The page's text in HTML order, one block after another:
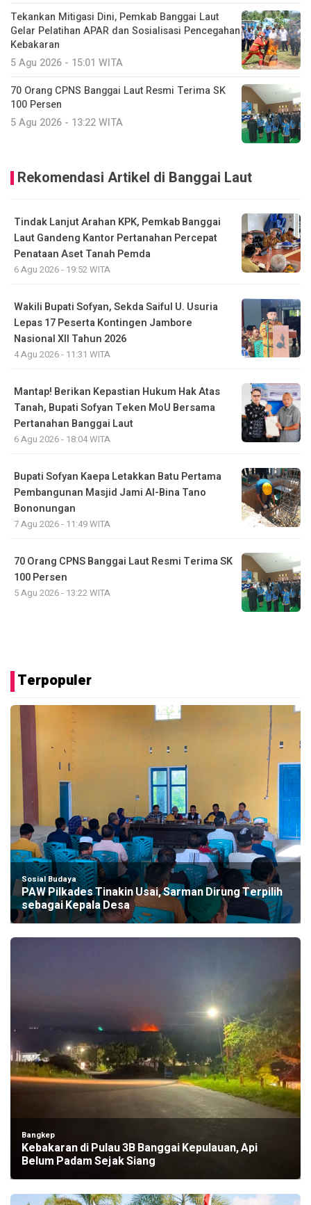
Tekankan Mitigasi Dini, Pemkab Banggai Laut
Gelar Pelatihan APAR dan Sosialisasi Pencegahan
Kebakaran
5 Agu 2026 - 15:01 WITA
70 Orang CPNS Banggai Laut Resmi Terima SK
100 Persen
5 Agu 2026 - 13:22 WITA
Rekomendasi Artikel di Banggai Laut
Tindak Lanjut Arahan KPK, Pemkab Banggai
Laut Gandeng Kantor Pertanahan Percepat
Penataan Aset Tanah Pemda
6 Agu 2026 - 19:52 WITA
Wakili Bupati Sofyan, Sekda Saiful U. Usuria
Lepas 17 Peserta Kontingen Jambore
Nasional XII Tahun 2026
4 Agu 2026 - 11:31 WITA
Mantap! Berikan Kepastian Hukum Hak Atas
Tanah, Bupati Sofyan Teken MoU Bersama
Pertanahan Banggai Laut
6 Agu 2026 - 18:04 WITA
Bupati Sofyan Kaepa Letakkan Batu Pertama
Pembangunan Masjid Jami Al-Bina Tano
Bononungan
7 Agu 2026 - 11:49 WITA
70 Orang CPNS Banggai Laut Resmi Terima SK
100 Persen
5 Agu 2026 - 13:22 WITA
Terpopuler
Sosial Budaya
PAW Pilkades Tinakin Usai, Sarman Dirung Terpilih
sebagai Kepala Desa
Bangkep
Kebakaran di Pulau 3B Banggai Kepulauan, Api
Belum Padam Sejak Siang